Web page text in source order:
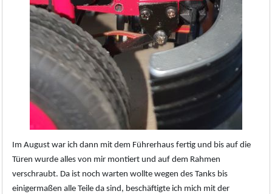
Im August war ich dann mit dem Führerhaus fertig und bis auf die
Türen wurde alles von mir montiert und auf dem Rahmen
verschraubt. Da ist noch warten wollte wegen des Tanks bis
einigermaßen alle Teile da sind, beschäftigte ich mich mit der